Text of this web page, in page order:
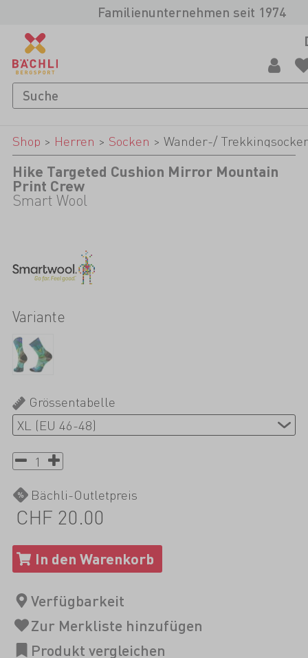
Familienunternehmen seit 1974
Shop > Herren > Socken > Wander-/
Hike Targeted Cushion Mirror Mountain
Print Crew
Smart Wool
Variante
Grössentabelle
Bächli-Outletpreis
CHF 20.00